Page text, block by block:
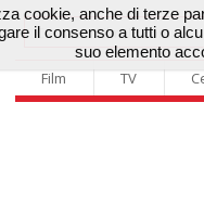
Film TV
cookie, anche di terze
il consenso a tutti o
suo elemento